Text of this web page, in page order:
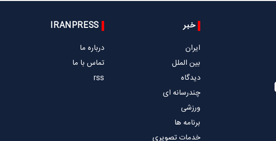
خبر
ایران
بین الملل
دیدگاه
چندرسانه ای
ورزشی
برنامه ها
خدمات تصویری
IRANPRESS
درباره ما
تماس با ما
rss